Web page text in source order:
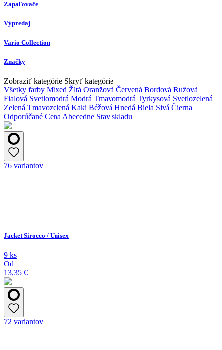
Zapaľovače
Výpredaj
Vario Collection
Značky
Zobraziť kategórie Skryť kategórie
Všetky farby Mixed Žltá Oranžová Červená Bordová Ružová
Fialová Svetlomodrá Modrá Tmavomodrá Tyrkysová Svetlozelená
Zelená Tmavozelená Kaki Béžová Hnedá Biela Sivá Čierna
Odporúčané Cena Abecedne Stav skladu
76 variantov
Jacket Sirocco / Unisex
9 ks
Od
13,35 €
72 variantov